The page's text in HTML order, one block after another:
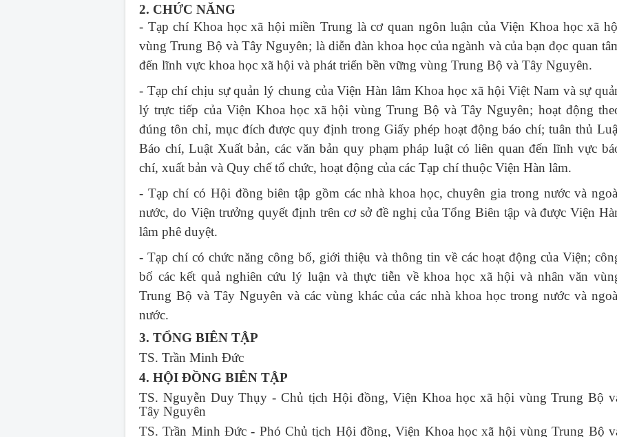
2. CHỨC NĂNG
- Tạp chí Khoa học xã hội miền Trung là cơ quan ngôn luận của Viện Khoa học xã
vùng Trung Bộ và Tây Nguyên; là diễn đàn khoa học của ngành và của bạn đọc quan
đến lĩnh vực khoa học xã hội và phát triển bền vững vùng Trung Bộ và Tây Nguyên.
- Tạp chí chịu sự quản lý chung của Viện Hàn lâm Khoa học xã hội Việt Nam và sự
lý trực tiếp của Viện Khoa học xã hội vùng Trung Bộ và Tây Nguyên; hoạt động
đúng tôn chỉ, mục đích được quy định trong Giấy phép hoạt động báo chí; tuân thủ
Báo chí, Luật Xuất bản, các văn bản quy phạm pháp luật có liên quan đến lĩnh vực
chí, xuất bản và Quy chế tổ chức, hoạt động của các Tạp chí thuộc Viện Hàn lâm.
- Tạp chí có Hội đồng biên tập gồm các nhà khoa học, chuyên gia trong nước và
nước, do Viện trưởng quyết định trên cơ sở đề nghị của Tổng Biên tập và được Viện
lâm phê duyệt.
- Tạp chí có chức năng công bố, giới thiệu và thông tin về các hoạt động của Viện;
bố các kết quả nghiên cứu lý luận và thực tiễn về khoa học xã hội và nhân văn
Trung Bộ và Tây Nguyên và các vùng khác của các nhà khoa học trong nước và
nước.
3. TỔNG BIÊN TẬP
TS. Trần Minh Đức
4. HỘI ĐỒNG BIÊN TẬP
TS. Nguyễn Duy Thụy - Chủ tịch Hội đồng, Viện Khoa học xã hội vùng Trung Bộ
Tây Nguyên
TS. Trần Minh Đức - Phó Chủ tịch Hội đồng, Viện Khoa học xã hội vùng Trung Bộ